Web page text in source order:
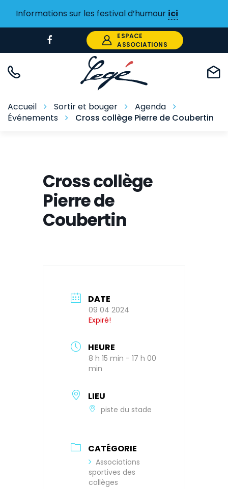
Informations sur les festival d’humour ici
vers
Facebook
ESPACE
ASSOCIATIONS
Accueil Sortir et bouger
Agenda
Événements
Cross collège Pierre de Coubertin
Cross collège
Pierre de
Coubertin
DATE
09 04 2024
Expiré!
HEURE
8 h 15 min - 17 h 00
min
LIEU
piste du stade
CATÉGORIE
Associations
sportives des
collèges